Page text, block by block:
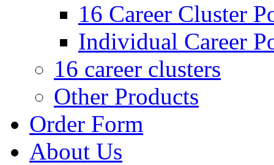
16 Career Cluster
Individual Career
16 career clusters
Other Products
Order Form
About Us